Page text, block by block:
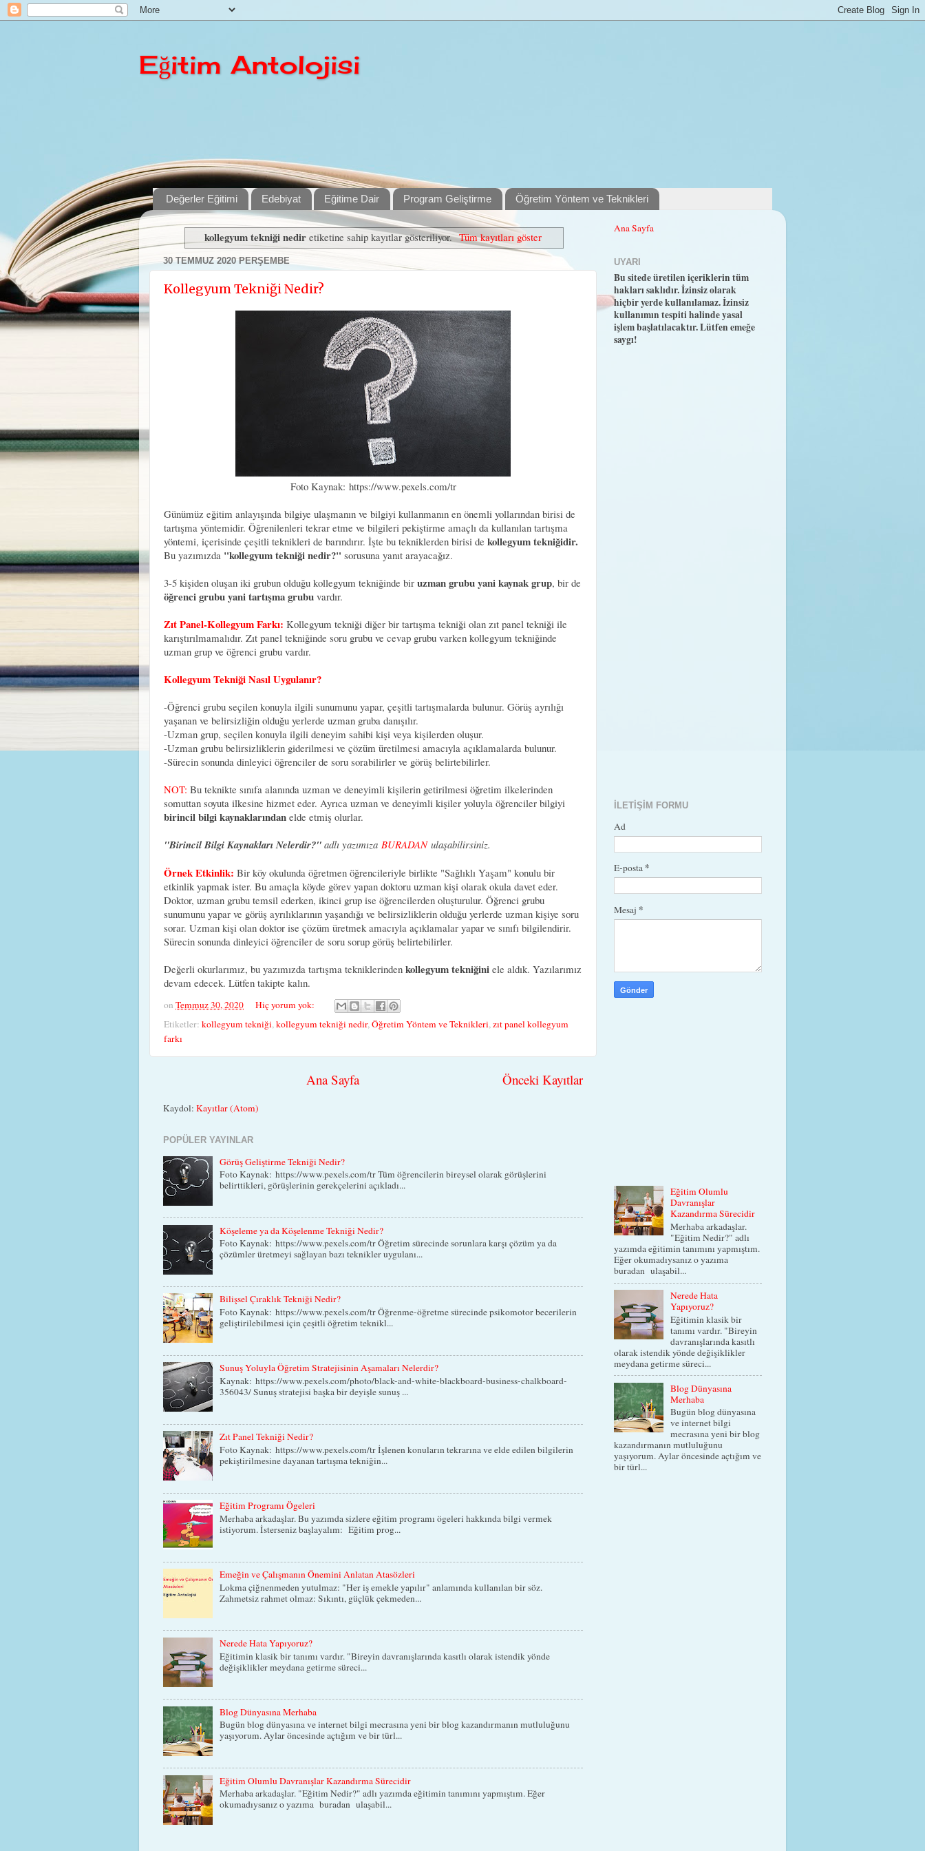
Eğitim Antolojisi
Değerler Eğitimi Edebiyat Eğitime Dair Program Geliştirme Öğretim Yöntem ve Teknikleri
kollegyum tekniği nedir etiketine sahip kayıtlar gösteriliyor. Tüm kayıtları göster
30 TEMMUZ 2020 PERŞEMBE
Kollegyum Tekniği Nedir?
Foto Kaynak: https://www.pexels.com/tr
Günümüz eğitim anlayışında bilgiye ulaşmanın ve bilgiyi kullanmanın en önemli yollarından birisi de
tartışma yöntemidir. Öğrenilenleri tekrar etme ve bilgileri pekiştirme amaçlı da kullanılan tartışma
yöntemi, içerisinde çeşitli teknikleri de barındırır. İşte bu tekniklerden birisi de kollegyum tekniğidir.
Bu yazımızda "kollegyum tekniği nedir?" sorusuna yanıt arayacağız.
3-5 kişiden oluşan iki grubun olduğu kollegyum tekniğinde bir uzman grubu yani kaynak grup, bir de
öğrenci grubu yani tartışma grubu vardır.
Zıt Panel-Kollegyum Farkı: Kollegyum tekniği diğer bir tartışma tekniği olan zıt panel tekniği ile
karıştırılmamalıdır. Zıt panel tekniğinde soru grubu ve cevap grubu varken kollegyum tekniğinde
uzman grup ve öğrenci grubu vardır.
Kollegyum Tekniği Nasıl Uygulanır?
-Öğrenci grubu seçilen konuyla ilgili sunumunu yapar, çeşitli tartışmalarda bulunur. Görüş ayrılığı
yaşanan ve belirsizliğin olduğu yerlerde uzman gruba danışılır.
-Uzman grup, seçilen konuyla ilgili deneyim sahibi kişi veya kişilerden oluşur.
-Uzman grubu belirsizliklerin giderilmesi ve çözüm üretilmesi amacıyla açıklamalarda bulunur.
-Sürecin sonunda dinleyici öğrenciler de soru sorabilirler ve görüş belirtebilirler.
NOT: Bu teknikte sınıfa alanında uzman ve deneyimli kişilerin getirilmesi öğretim ilkelerinden
somuttan soyuta ilkesine hizmet eder. Ayrıca uzman ve deneyimli kişiler yoluyla öğrenciler bilgiyi
birincil bilgi kaynaklarından elde etmiş olurlar.
"Birincil Bilgi Kaynakları Nelerdir?" adlı yazımıza BURADANulaşabilirsiniz.
Örnek Etkinlik: Bir köy okulunda öğretmen öğrencileriyle birlikte "Sağlıklı Yaşam" konulu bir
etkinlik yapmak ister. Bu amaçla köyde görev yapan doktoru uzman kişi olarak okula davet eder.
Doktor, uzman grubu temsil ederken, ikinci grup ise öğrencilerden oluşturulur. Öğrenci grubu
sunumunu yapar ve görüş ayrılıklarının yaşandığı ve belirsizliklerin olduğu yerlerde uzman kişiye soru
sorar. Uzman kişi olan doktor ise çözüm üretmek amacıyla açıklamalar yapar ve sınıfı bilgilendirir.
Sürecin sonunda dinleyici öğrenciler de soru sorup görüş belirtebilirler.
Değerli okurlarımız, bu yazımızda tartışma tekniklerinden kollegyum tekniğini ele aldık. Yazılarımız
devam edecek. Lütfen takipte kalın.
on Temmuz 30, 2020
Hiç yorum yok:
Etiketler: kollegyum tekniği,kollegyum tekniği nedir,Öğretim Yöntem ve Teknikleri,zıt panel kollegyum
farkı
Önceki Kayıtlar
Ana Sayfa
Kaydol: Kayıtlar (Atom)
POPÜLER YAYINLAR
Görüş Geliştirme Tekniği Nedir?
Foto Kaynak: https://www.pexels.com/tr Tüm öğrencilerin bireysel olarak görüşlerini
belirttikleri, görüşlerinin gerekçelerini açıkladı...
Köşeleme ya da Köşelenme Tekniği Nedir?
Foto Kaynak: https://www.pexels.com/tr Öğretim sürecinde sorunlara karşı çözüm ya da
çözümler üretmeyi sağlayan bazı teknikler uygulanı...
Bilişsel Çıraklık Tekniği Nedir?
Foto Kaynak: https://www.pexels.com/tr Öğrenme-öğretme sürecinde psikomotor becerilerin
geliştirilebilmesi için çeşitli öğretim teknikl...
Sunuş Yoluyla Öğretim Stratejisinin Aşamaları Nelerdir?
Kaynak: https://www.pexels.com/photo/black-and-white-blackboard-business-chalkboard-
356043/ Sunuş stratejisi başka bir deyişle sunuş ...
Zıt Panel Tekniği Nedir?
Foto Kaynak: https://www.pexels.com/tr İşlenen konuların tekrarına ve elde edilen bilgilerin
pekiştirilmesine dayanan tartışma tekniğin...
Eğitim Programı Ögeleri
Merhaba arkadaşlar. Bu yazımda sizlere eğitim programı ögeleri hakkında bilgi vermek
istiyorum. İsterseniz başlayalım: Eğitim prog...
Emeğin ve Çalışmanın Önemini Anlatan Atasözleri
Lokma çiğnenmeden yutulmaz: "Her iş emekle yapılır" anlamında kullanılan bir söz.
Zahmetsiz rahmet olmaz: Sıkıntı, güçlük çekmeden...
Nerede Hata Yapıyoruz?
Eğitimin klasik bir tanımı vardır. "Bireyin davranışlarında kasıtlı olarak istendik yönde
değişiklikler meydana getirme süreci...
Blog Dünyasına Merhaba
Bugün blog dünyasına ve internet bilgi mecrasına yeni bir blog kazandırmanın mutluluğunu
yaşıyorum. Aylar öncesinde açtığım ve bir türl...
Eğitim Olumlu Davranışlar Kazandırma Sürecidir
Merhaba arkadaşlar. "Eğitim Nedir?" adlı yazımda eğitimin tanımını yapmıştım. Eğer
okumadıysanız o yazıma buradan ulaşabil...
Ana Sayfa
UYARI
Bu sitede üretilen içeriklerin tüm
hakları saklıdır. İzinsiz olarak
hiçbir yerde kullanılamaz. İzinsiz
kullanımın tespiti halinde yasal
işlem başlatılacaktır. Lütfen emeğe
saygı!
İLETIŞIM FORMU
Ad
E-posta *
Mesaj *
Eğitim Olumlu
Davranışlar
Kazandırma Sürecidir
Merhaba arkadaşlar.
"Eğitim Nedir?" adlı
yazımda eğitimin tanımını yapmıştım.
Eğer okumadıysanız o yazıma
buradan ulaşabil...
Nerede Hata
Yapıyoruz?
Eğitimin klasik bir
tanımı vardır. "Bireyin
davranışlarında kasıtlı
olarak istendik yönde değişiklikler
meydana getirme süreci...
Blog Dünyasına
Merhaba
Bugün blog dünyasına
ve internet bilgi
mecrasına yeni bir blog
kazandırmanın mutluluğunu
yaşıyorum. Aylar öncesinde açtığım ve
bir türl...